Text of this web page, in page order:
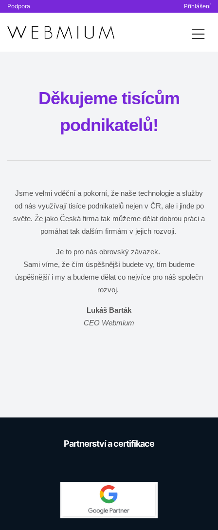
Děkujeme tisícům
podnikatelů!
Jsme velmi vděční a pokorní, že naše technologie a služby
od nás využívají tisíce podnikatelů nejen v ČR, ale i jinde po
světe. Že jako Česká firma tak můžeme dělat dobrou práci a
pomáhat tak dalším firmám v jejich rozvoji.
Je to pro nás obrovský závazek.
Sami víme, že čím úspěšnější budete vy, tím budeme
úspěšnější i my a budeme dělat co nejvíce pro náš společn
rozvoj.
Lukáš Barták
CEO Webmium
Podpora Přihlášení
Partnerství a certifikace